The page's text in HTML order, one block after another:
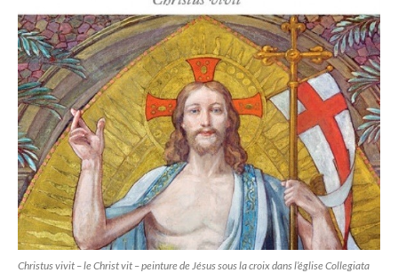
Christus vivit – le Christ vit – peinture de Jésus sous la croix dans l’église Collegiata